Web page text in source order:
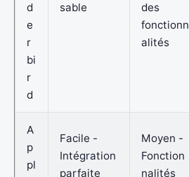
d
e
r
bi
r
d
sable
des
fonctionn
alités
A
p
pl
Facile -
Intégration
parfaite
Moyen -
Fonction
nalités